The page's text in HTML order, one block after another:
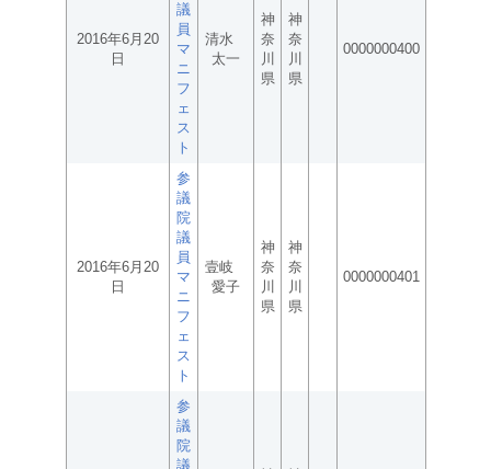
2016年6月20
日
議
員
マ
ニ
フ
ェ
ス
ト
清水
太一
神
奈
川
県
神
奈
川
県
0000000400
2016年6月20
日
参
議
院
議
員
マ
ニ
フ
ェ
ス
ト
壹岐
愛子
神
奈
川
県
神
奈
川
県
0000000401
参
議
院
議